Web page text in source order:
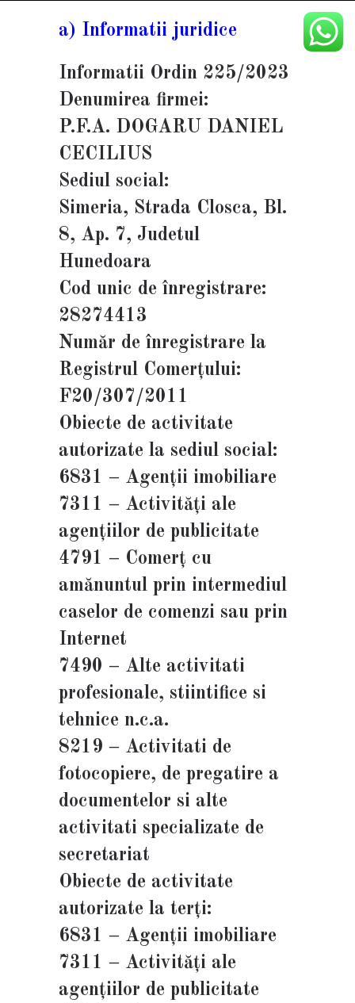
a) Informatii juridice
Informatii Ordin 225/2023
Denumirea firmei:
P.F.A. DOGARU DANIEL
CECILIUS
Sediul social:
Simeria, Strada Closca, Bl.
8, Ap. 7, Judetul
Hunedoara
Cod unic de înregistrare:
28274413
Număr de înregistrare la
Registrul Comerțului:
F20/307/2011
Obiecte de activitate
autorizate la sediul social:
6831 – Agenţii imobiliare
7311 – Activităţi ale
agenţiilor de publicitate
4791 – Comerţ cu
amănuntul prin intermediul
caselor de comenzi sau prin
Internet
7490 – Alte activitati
profesionale, stiintifice si
tehnice n.c.a.
8219 – Activitati de
fotocopiere, de pregatire a
documentelor si alte
activitati specializate de
secretariat
Obiecte de activitate
autorizate la terți:
6831 – Agenţii imobiliare
7311 – Activităţi ale
agenţiilor de publicitate